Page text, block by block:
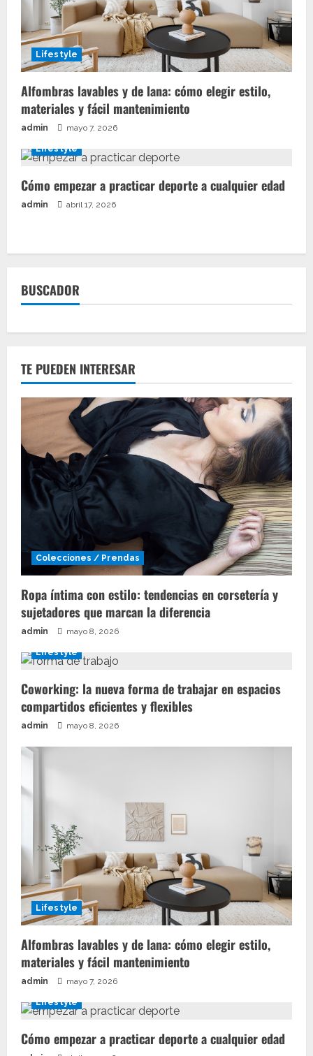
Lifestyle
Alfombras lavables y de lana: cómo elegir estilo,
materiales y fácil mantenimiento
admin mayo 7, 2026
Lifestyle
Cómo empezar a practicar deporte a cualquier edad
admin abril 17, 2026
BUSCADOR
TE PUEDEN INTERESAR
Colecciones / Prendas
Ropa íntima con estilo: tendencias en corsetería y
sujetadores que marcan la diferencia
admin mayo 8, 2026
Lifestyle
Coworking: la nueva forma de trabajar en espacios
compartidos eficientes y flexibles
admin mayo 8, 2026
Lifestyle
Alfombras lavables y de lana: cómo elegir estilo,
materiales y fácil mantenimiento
admin mayo 7, 2026
Lifestyle
Cómo empezar a practicar deporte a cualquier edad